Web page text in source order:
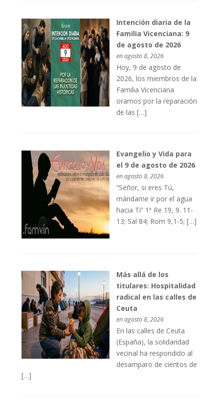
Intención diaria de la
Familia Vicenciana: 9
de agosto de 2026
en agosto 8, 2026
Hoy, 9 de agosto de
2026, los miembros de la
Familia Vicenciana
oramos por la reparación
de las […]
Evangelio y Vida para
el 9 de agosto de 2026
en agosto 8, 2026
“Señor, si eres Tú,
mándame ir por el agua
hacia Ti” 1ª Re 19, 9. 11-
13; Sal 84; Rom 9,1-5; […]
Más allá de los
titulares: Hospitalidad
radical en las calles de
Ceuta
en agosto 8, 2026
En las calles de Ceuta
(España), la solidaridad
vecinal ha respondido al
desamparo de cientos de
[…]